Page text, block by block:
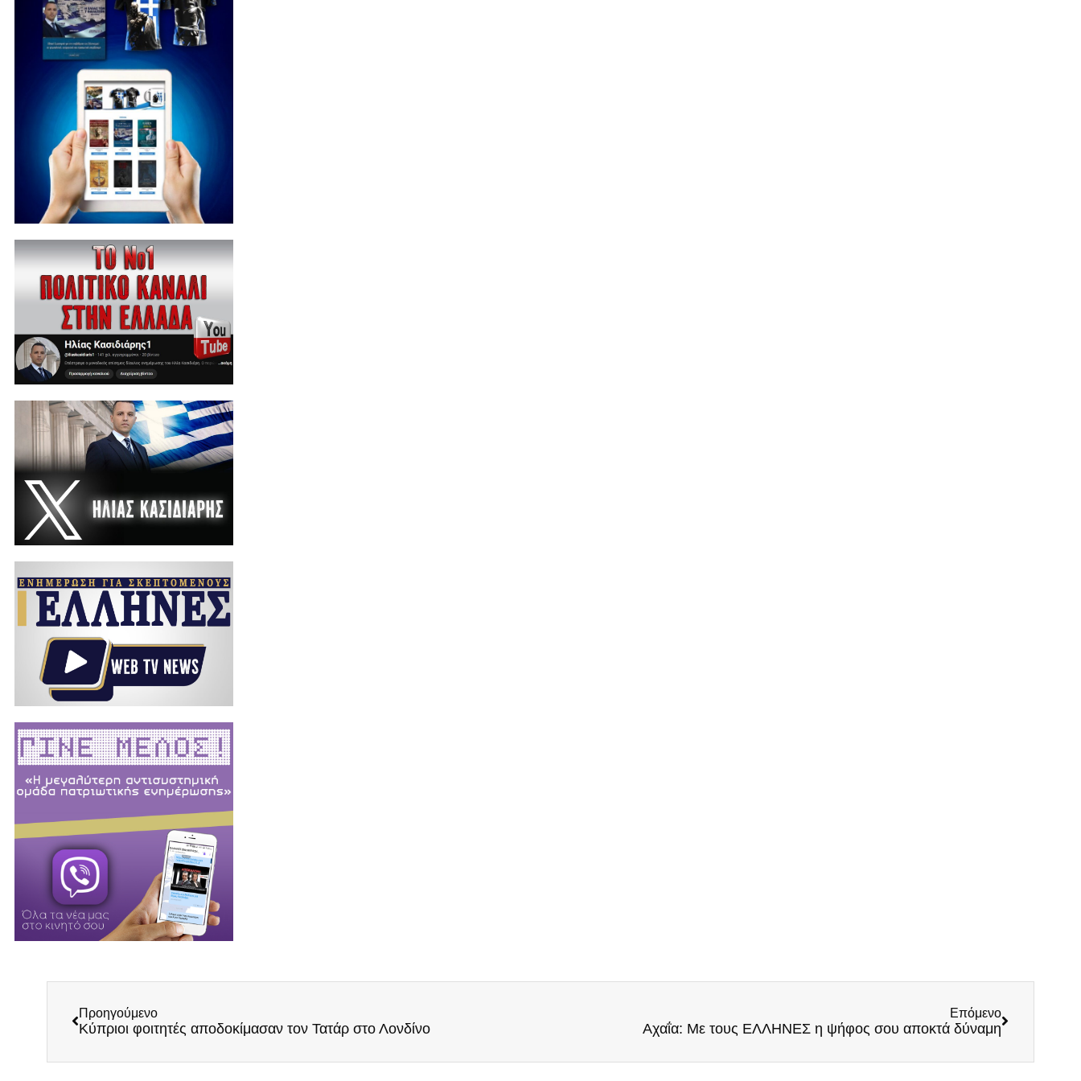
Προηγούμενο
Κύπριοι φοιτητές αποδοκίμασαν τον Τατάρ στο Λονδίνο
Επόμενο
Αχαΐα: Με τους ΕΛΛΗΝΕΣ η ψήφος σου αποκτά δύναμη